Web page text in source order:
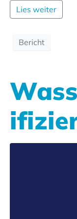
Lies weiter
Bericht